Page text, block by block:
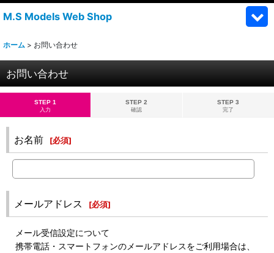
M.S Models Web Shop
ホーム > お問い合わせ
お問い合わせ
STEP 1
入力
STEP 2
確認
STEP 3
完了
お名前 [必須]
メールアドレス [必須]
メール受信設定について
携帯電話・スマートフォンのメールアドレスをご利用場合は、